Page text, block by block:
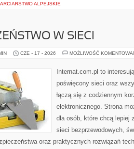
ALPEJSKIE
W SIECI
CZE - 17 - 2026 MOŻLIWOŚĆ
Internat.com.pl to
poświęcony sieci oraz
łączą się z codziennym
elektronicznego. Strona
dla osób, które chcą lepiej
sieci bezprzewodowych,
oraz praktycznych rozwiązań